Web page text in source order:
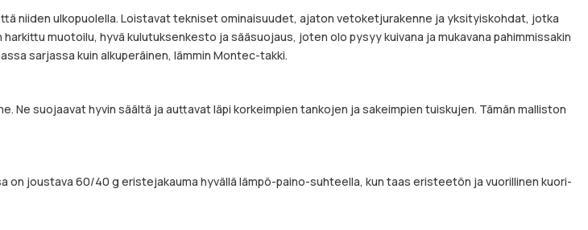
niiden ulkopuolella. Loistavat tekniset ominaisuudet, ajaton vetoketjurakenne ja yksityiskohdat, jotka
muotoilu, hyvä kulutuksenkesto ja sääsuojaus, joten olo pysyy kuivana ja mukavana pahimmissakin
sarjassa kuin alkuperäinen, lämmin Montec-takki.
suojaavat hyvin säältä ja auttavat läpi korkeimpien tankojen ja sakeimpien tuiskujen. Tämän malliston
joustava 60/40 g eristejakauma hyvällä lämpö-paino-suhteella, kun taas eristeetön ja vuorillinen kuori-